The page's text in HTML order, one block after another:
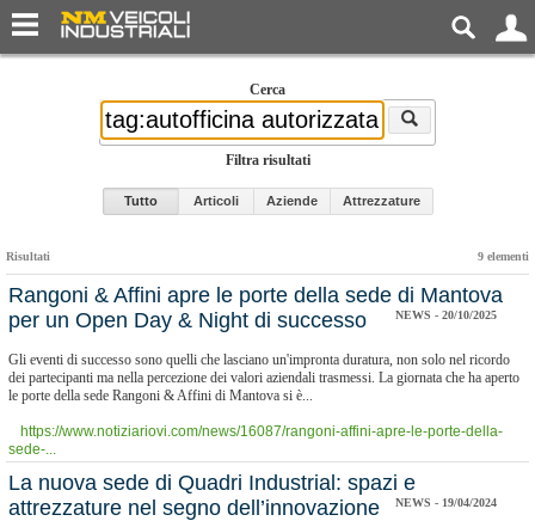
Cerca
Filtra risultati
Tutto Articoli Aziende Attrezzature
Risultati 9 elementi
Rangoni & Affini apre le porte della sede di Mantova
per un Open Day & Night di successo
NEWS - 20/10/2025
Gli eventi di successo sono quelli che lasciano un'impronta duratura, non solo nel ricordo
dei partecipanti ma nella percezione dei valori aziendali trasmessi. La giornata che ha aperto
le porte della sede Rangoni & Affini di Mantova si è...
https://www.notiziariovi.com/news/16087/rangoni-affini-apre-le-porte-della-
sede-...
La nuova sede di Quadri Industrial: spazi e
attrezzature nel segno dell’innovazione
NEWS - 19/04/2024